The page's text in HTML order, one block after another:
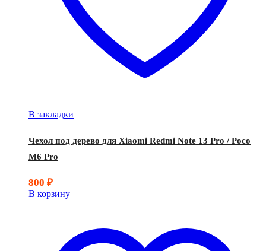
В закладки
Чехол под дерево для Xiaomi Redmi Note 13 Pro / Poco
M6 Pro
800 ₽
В корзину